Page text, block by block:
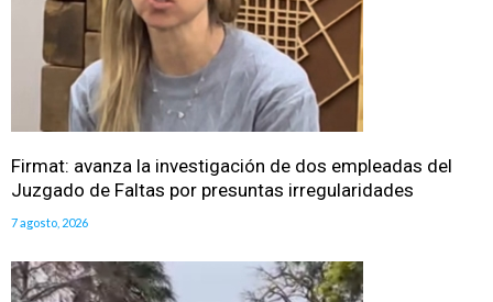
Firmat: avanza la investigación de dos empleadas del
Juzgado de Faltas por presuntas irregularidades
7 agosto, 2026